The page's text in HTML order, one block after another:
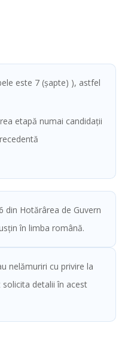
este 7 (şapte) ), astfel
etapă numai candidaţii
din Hotărârea de Guvern
în limba română.
nelămuriri cu privire la
detalii în acest